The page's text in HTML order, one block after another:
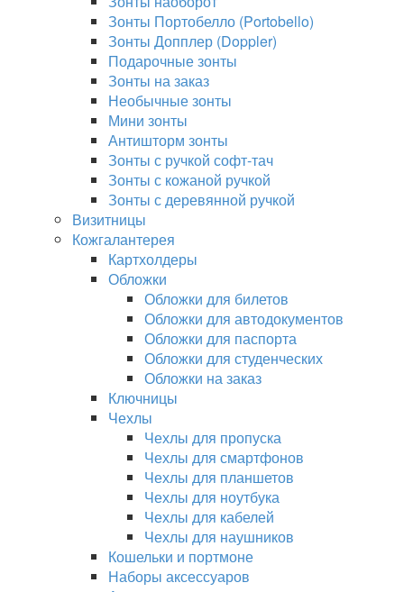
Зонты Портобелло (Portobello)
Зонты Допплер (Doppler)
Подарочные зонты
Зонты на заказ
Необычные зонты
Мини зонты
Антишторм зонты
Зонты с ручкой софт-тач
Зонты с кожаной ручкой
Зонты с деревянной ручкой
Визитницы
Кожгалантерея
Картхолдеры
Обложки
Обложки для билетов
Обложки для автодокументов
Обложки для паспорта
Обложки для студенческих
Обложки на заказ
Ключницы
Чехлы
Чехлы для пропуска
Чехлы для смартфонов
Чехлы для планшетов
Чехлы для ноутбука
Чехлы для кабелей
Чехлы для наушников
Кошельки и портмоне
Наборы аксессуаров